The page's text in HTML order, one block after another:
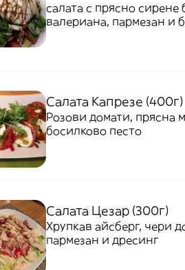
салата с прясно сирене
валериана, пармезан и
Салата Капрезе (400г)
Розови домати, прясна
босилково песто
Салата Цезар (300г)
Хрупкав айсберг, чери
пармезан и дресинг